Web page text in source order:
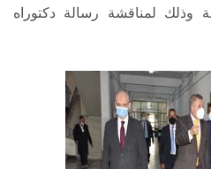
وذلك لمناقشة رسالة دكتوراه